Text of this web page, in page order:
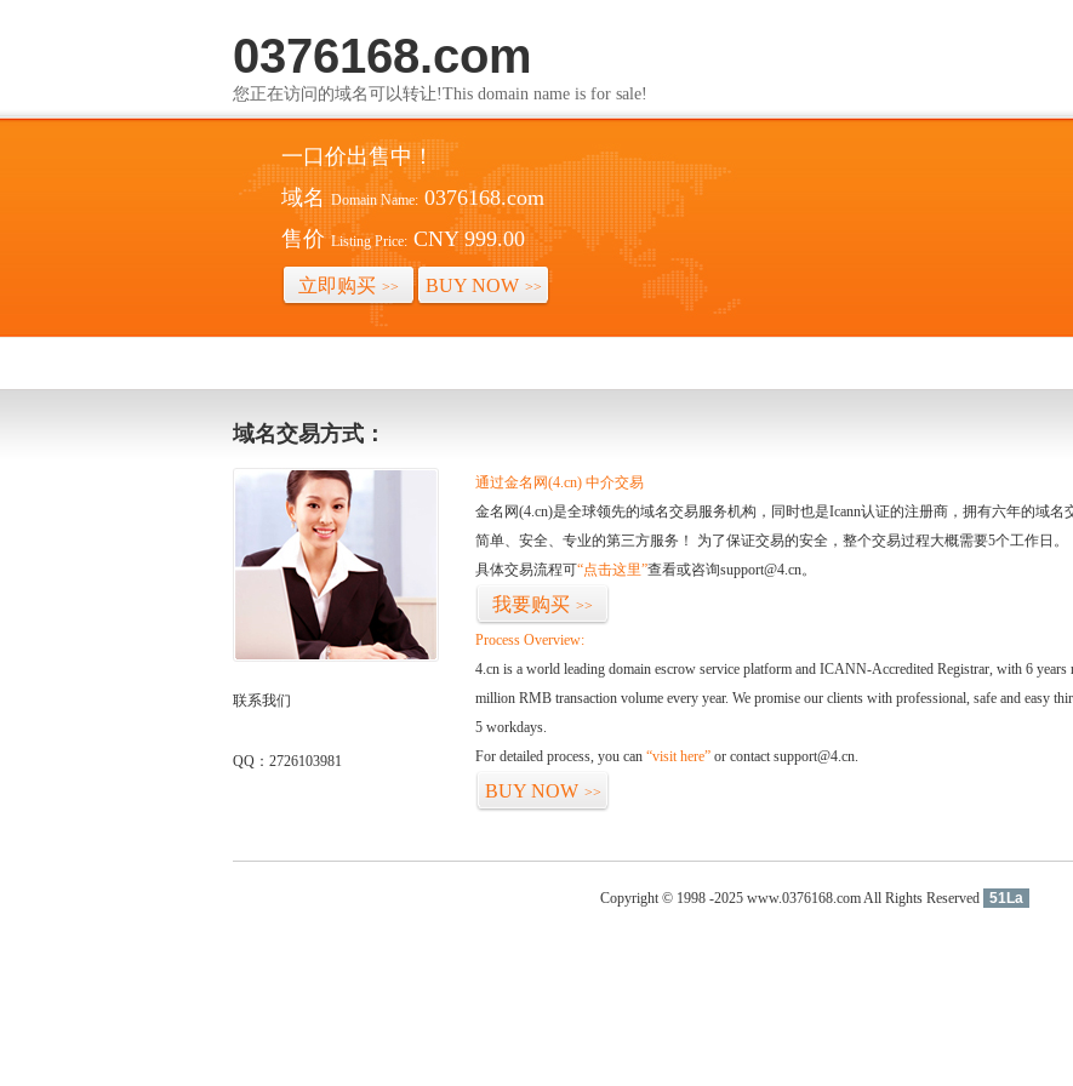
0376168.com
您正在访问的域名可以转让!This domain name is for sale!
一口价出售中！
域名 Domain Name: 0376168.com
售价 Listing Price: CNY 999.00
立即购买 >> BUY NOW >>
域名交易方式：
联系我们
QQ：2726103981
通过金名网(4.cn) 中介交易
金名网(4.cn)是全球领先的域名交易服务机构，同时也是Icann认证的注册商，拥有六年的域
简单、安全、专业的第三方服务！ 为了保证交易的安全，整个交易过程大概需要5个工作日。
具体交易流程可“点击这里”查看或咨询support@4.cn。
我要购买 >>
Process Overview:
4.cn is a world leading domain escrow service platform and ICANN-Accredited Registrar, with 6 years
million RMB transaction volume every year. We promise our clients with professional, safe and easy
5 workdays.
For detailed process, you can “visit here” or contact support@4.cn.
BUY NOW >>
Copyright © 1998 -2025 www.0376168.com All Rights Reserved 51La